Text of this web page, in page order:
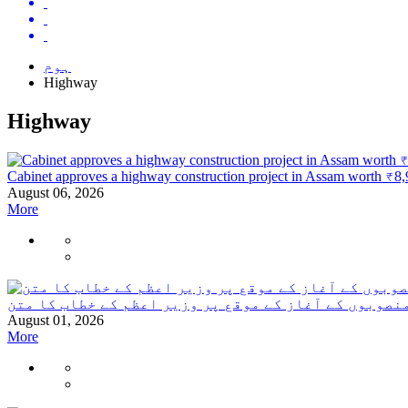
ہوم
Highway
Highway
Cabinet approves a highway construction project in Assam worth
August 06, 2026
More
کے آغاز کے موقع پر وزیر اعظم کے خطاب کا متن
August 01, 2026
More